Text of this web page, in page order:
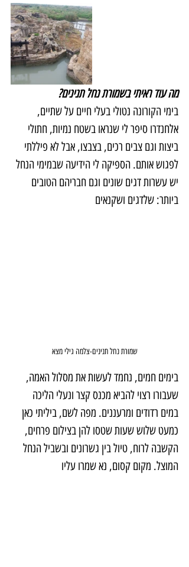
מה עוד ראיתי בשמורת נחל תנינים?
בימי הקורונה נטולי בעלי חיים על שתיים,
אלחנדרו סיפר לי שנראו בשטח נמיות, חתולי
ביצות וגם צבים רכים, בצבצו, אבל לא פיללתי
לפגוש אותם. הספיקה לי הידיעה שבמימי הנחל
יש עשרות דגים שונים וגם חבריהם הטובים
ביותר: שלדגים ושקנאים
שמורת נחל תנינים-צלמה גילי מצא
בימים חמים, נחמד לעשות את מסלול האמה,
שעבורו רצוי להביא מכנס קצר ונעלי הליכה
במים רדודים ומרעננים. מפה לשם, ביליתי כאן
כמעט שלוש שעות שטסו להן בצילום פרחים,
הקשבה לרוח, טיול בין גשרונים ובשביל הנחל
המוצל. מקום קסום, נא שמרו עליו